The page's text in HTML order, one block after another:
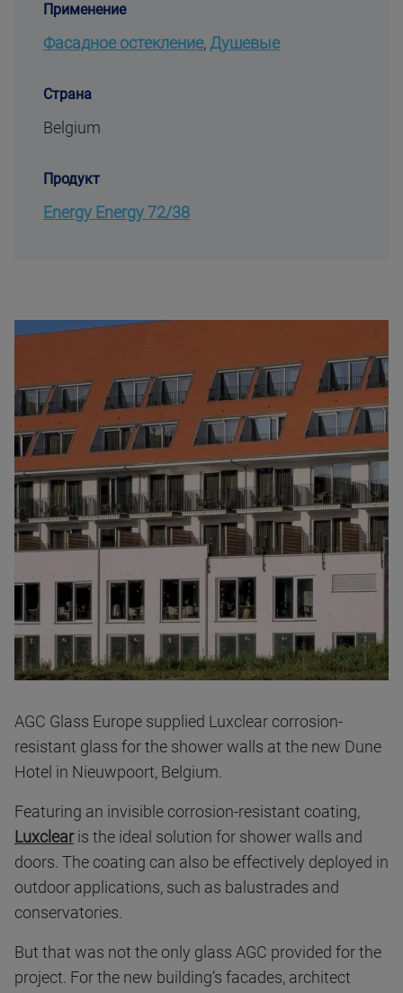
Применение
Фасадное остекление,Душевые
Страна
Belgium
Продукт
Energy Energy 72/38
AGC Glass Europe supplied Luxclear corrosion-
resistant glass for the shower walls at the new Dune
Hotel in Nieuwpoort, Belgium.
Featuring an invisible corrosion-resistant coating,
Luxclearis the ideal solution for shower walls and
doors. The coating can also be effectively deployed in
outdoor applications, such as balustrades and
conservatories.
But that was not the only glass AGC provided for the
project. For the new building’s facades, architect